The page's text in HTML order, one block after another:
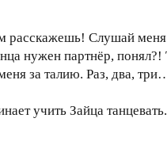
расскажешь! Слушай
нужен партнёр,
за талию. Раз, два,
учить Зайца